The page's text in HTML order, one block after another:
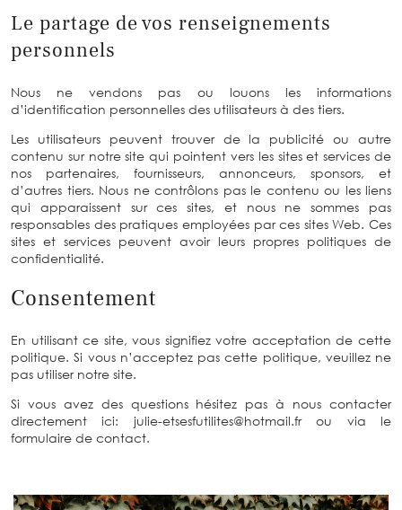
Le partage de vos renseignements
personnels
Nous ne vendons pas ou louons les informations
d’identification personnelles des utilisateurs à des tiers.
Les utilisateurs peuvent trouver de la publicité ou autre
contenu sur notre site qui pointent vers les sites et services de
nos partenaires, fournisseurs, annonceurs, sponsors, et
d’autres tiers. Nous ne contrôlons pas le contenu ou les liens
qui apparaissent sur ces sites, et nous ne sommes pas
responsables des pratiques employées par ces sites Web. Ces
sites et services peuvent avoir leurs propres politiques de
confidentialité.
Consentement
En utilisant ce site, vous signifiez votre acceptation de cette
politique. Si vous n’acceptez pas cette politique, veuillez ne
pas utiliser notre site.
Si vous avez des questions hésitez pas à nous contacter
directement ici: julie-etsesfutilites@hotmail.fr ou via le
formulaire de contact.